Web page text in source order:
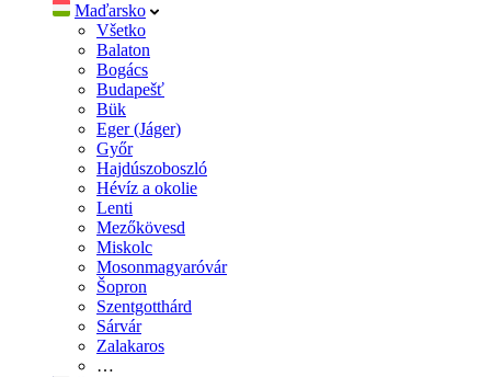
Maďarsko
Všetko
Balaton
Bogács
Budapešť
Bük
Eger (Jáger)
Győr
Hajdúszoboszló
Hévíz a okolie
Lenti
Mezőkövesd
Miskolc
Mosonmagyaróvár
Šopron
Szentgotthárd
Sárvár
Zalakaros
…